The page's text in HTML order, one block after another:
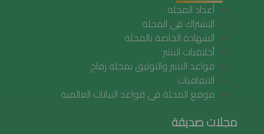
أعداد المجلة
الاشتراك في المجلة
الشهادة الخاصة بالمجلة
أخلاقيات النشر
قواعد النشر والتوثيق بمجلة رماح
الاتفاقيات
موقع المجلة في قواعد البيانات العالمية
مجلات صديقة